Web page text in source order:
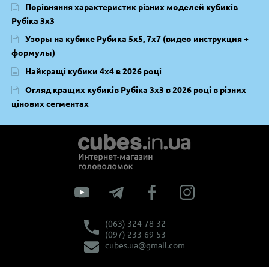
Порівняння характеристик різних моделей кубиків
Рубіка 3х3
Узоры на кубике Рубика 5х5, 7х7 (видео инструкция +
формулы)
Найкращі кубики 4х4 в 2026 році
Огляд кращих кубиків Рубіка 3х3 в 2026 році в різних
цінових сегментах
(063) 324-78-32
(097) 233-69-53
cubes.ua@gmail.com